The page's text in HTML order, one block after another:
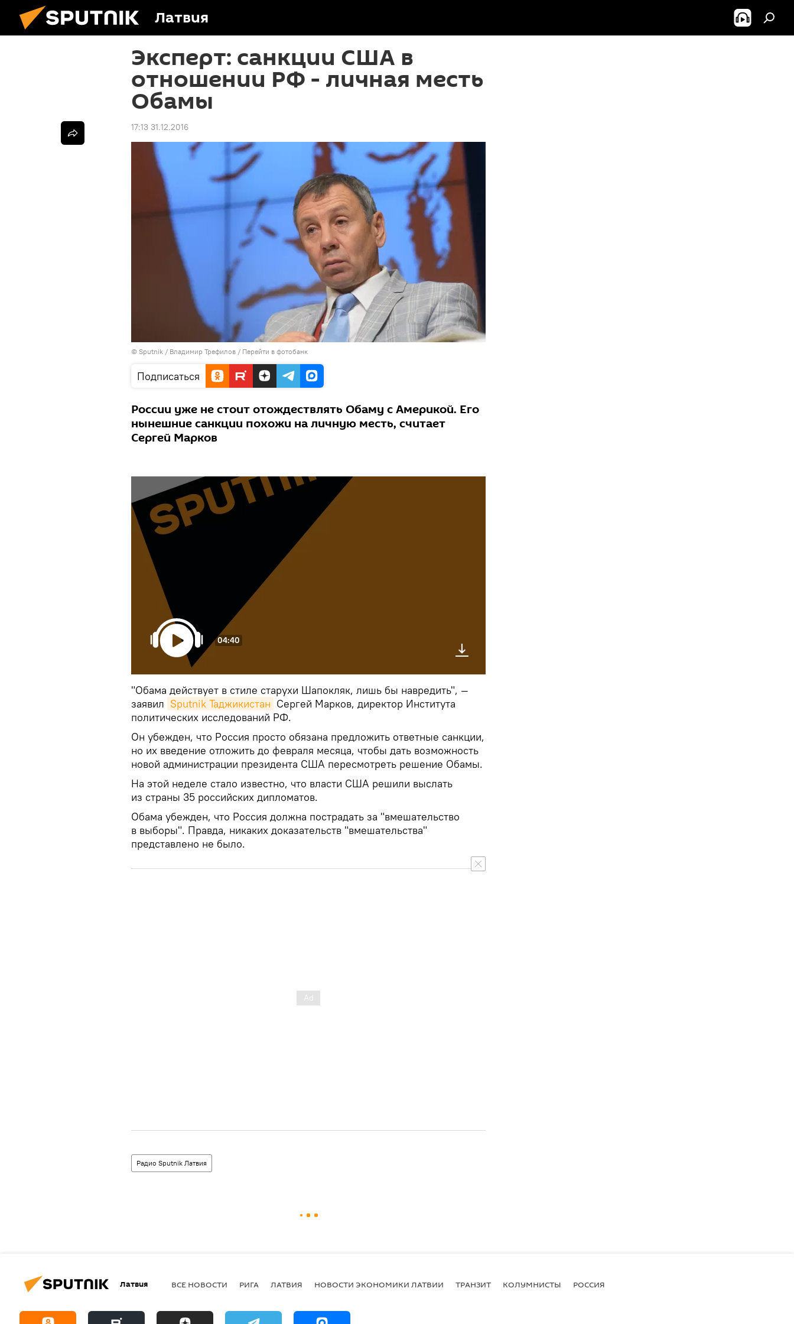
Латвия
Эксперт: санкции США в
отношении РФ - личная месть
Обамы
17:13 31.12.2016
© Sputnik / Владимир Трефилов / Перейти в фотобанк
Подписаться
России уже не стоит отождествлять Обаму с Америкой. Его
нынешние санкции похожи на личную месть, считает
Сергей Марков
04:40
"Обама действует в стиле старухи Шапокляк, лишь бы навредить", —
заявил Sputnik Таджикистан Сергей Марков, директор Института
политических исследований РФ.
Он убежден, что Россия просто обязана предложить ответные санкции,
но их введение отложить до февраля месяца, чтобы дать возможность
новой администрации президента США пересмотреть решение Обамы.
На этой неделе стало известно, что власти США решили выслать
из страны 35 российских дипломатов.
Обама убежден, что Россия должна пострадать за "вмешательство
в выборы". Правда, никаких доказательств "вмешательства"
представлено не было.
Радио Sputnik Латвия
Латвия ВСЕ НОВОСТИ РИГА ЛАТВИЯ НОВОСТИ ЭКОНОМИКИ ЛАТВИИ ТРАНЗИТ КОЛУМНИСТЫ РОССИЯ